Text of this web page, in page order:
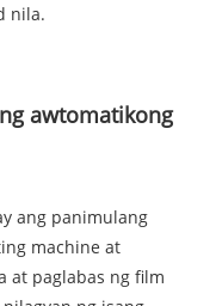
nila.
awtomatikong
ang panimulang
machine at
at paglabas ng film